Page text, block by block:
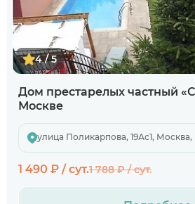
4 / 5
Дом престарелых частный
Москве
улица Поликарпова, 19Ас1,
1 490 ₽ / сут.1 788 ₽ / сут.